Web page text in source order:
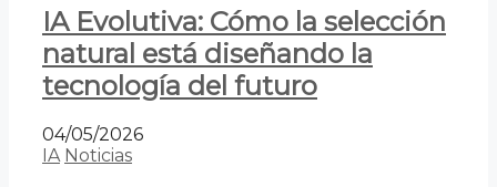
IA Evolutiva: Cómo la selección
natural está diseñando la
tecnología del futuro
04/05/2026
IA Noticias